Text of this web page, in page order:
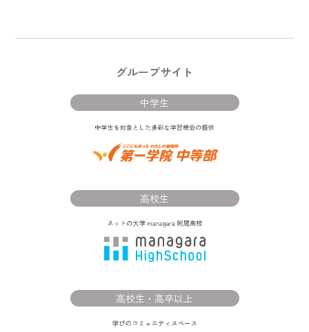
グループサイト
中学生
高校生
高校生・高卒以上